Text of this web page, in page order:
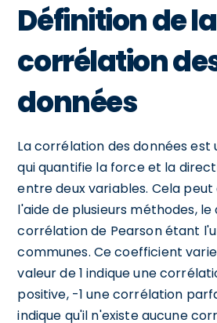
Définition de la
corrélation
données
La corrélation des données est
qui quantifie la force et la
entre deux variables. Cela
l'aide de plusieurs méthodes,
corrélation de Pearson étant
communes. Ce coefficient varie
valeur de 1 indique une
positive, -1 une corrélation
indique qu'il n'existe aucune